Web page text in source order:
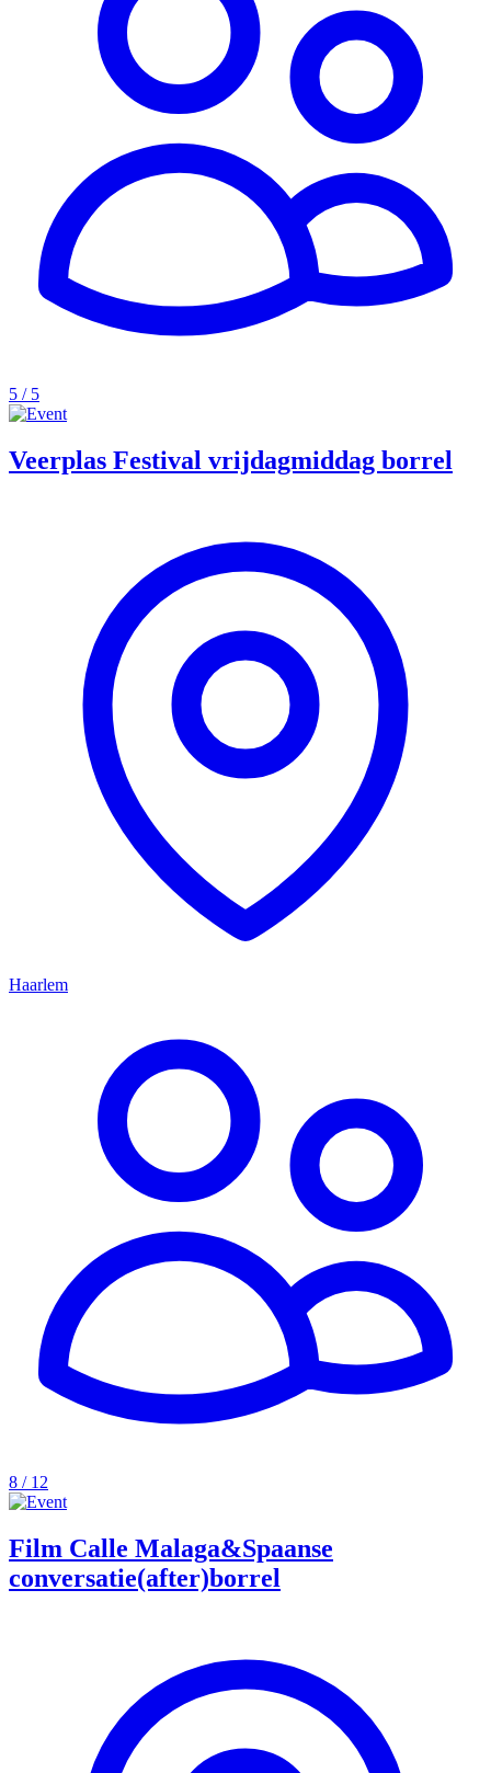
5 / 5
Veerplas Festival vrijdagmiddag borrel
Haarlem
8 / 12
Film Calle Malaga&Spaanse
conversatie(after)borrel